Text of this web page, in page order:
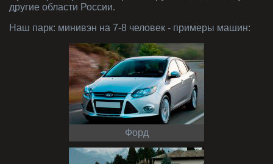
другие области России.
Наш парк: минивэн на 7-8 человек - примеры машин:
Форд